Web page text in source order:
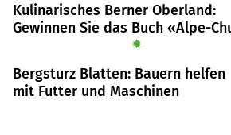
Kulinarisches Berner Oberland:
Gewinnen Sie das Buch «Alpe-
✹
Bergsturz Blatten: Bauern helfen
mit Futter und Maschinen